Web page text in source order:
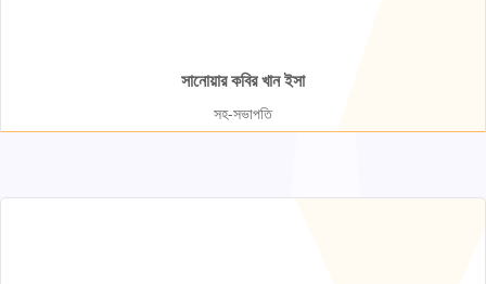
সানোয়ার কবির খান ইসা
সহ-সভাপতি